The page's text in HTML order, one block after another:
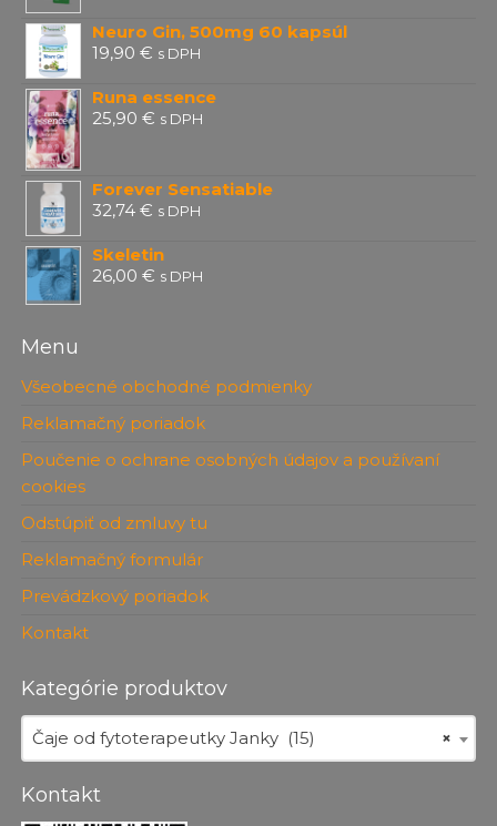
Neuro Gin, 500mg 60 kapsúl
19,90€ s DPH
Runa essence
25,90€ s DPH
Forever Sensatiable
32,74€ s DPH
Skeletin
26,00€ s DPH
Menu
Všeobecné obchodné podmienky
Reklamačný poriadok
Poučenie o ochrane osobných údajov a používaní
cookies
Odstúpiť od zmluvy tu
Reklamačný formulár
Prevádzkový poriadok
Kontakt
Kategórie produktov
×
Čaje od fytoterapeutky Janky (15)
Kontakt